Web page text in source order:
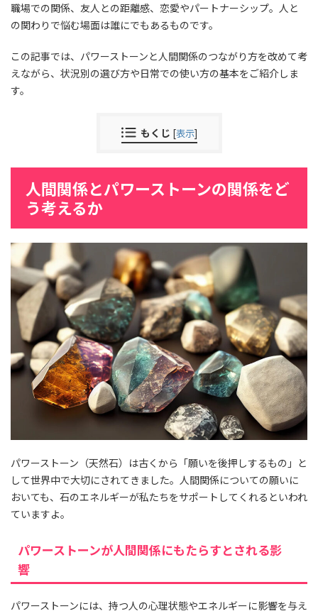
職場での関係、友人との距離感、恋愛やパートナーシップ。人と
の関わりで悩む場面は誰にでもあるものです。
この記事では、パワーストーンと人間関係のつながり方を改めて考
えながら、状況別の選び方や日常での使い方の基本をご紹介しま
す。
もくじ [表示]
人間関係とパワーストーンの関係をど
う考えるか
パワーストーン（天然石）は古くから「願いを後押しするもの」と
して世界中で大切にされてきました。人間関係についての願いに
おいても、石のエネルギーが私たちをサポートしてくれるといわれ
ていますよ。
パワーストーンが人間関係にもたらすとされる影
響
パワーストーンには、持つ人の心理状態やエネルギーに影響を与え